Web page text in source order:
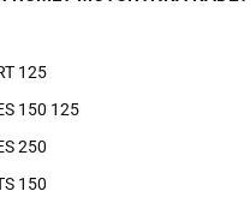
125
150 125
250
150